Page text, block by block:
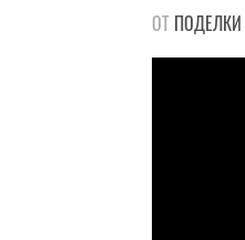
ОТ ПОДЕЛКИ